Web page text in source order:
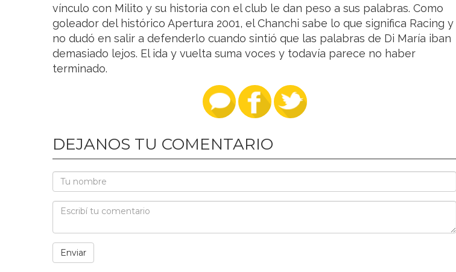
vínculo con Milito y su historia con el club le dan peso a sus palabras. Como
goleador del histórico Apertura 2001, el Chanchi sabe lo que significa Racing y
no dudó en salir a defenderlo cuando sintió que las palabras de Di María iban
demasiado lejos. El ida y vuelta suma voces y todavía parece no haber
terminado.
DEJANOS TU COMENTARIO